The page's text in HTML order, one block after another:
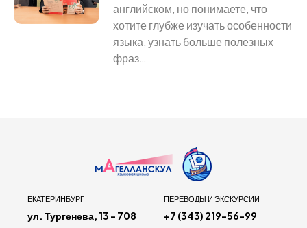
английском, но понимаете, что
хотите глубже изучать особенности
языка, узнать больше полезных
фраз…
ЕКАТЕРИНБУРГ
ул. Тургенева, 13 - 708
ПЕРЕВОДЫ И ЭКСКУРСИИ
+7 (343) 219-56-99